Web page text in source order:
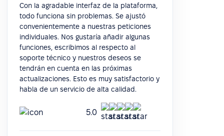
Con la agradable interfaz de la plataforma,
todo funciona sin problemas. Se ajustó
convenientemente a nuestras peticiones
individuales. Nos gustaría añadir algunas
funciones, escribimos al respecto al
soporte técnico y nuestros deseos se
tendrán en cuenta en las próximas
actualizaciones. Esto es muy satisfactorio y
habla de un servicio de alta calidad.
5.0